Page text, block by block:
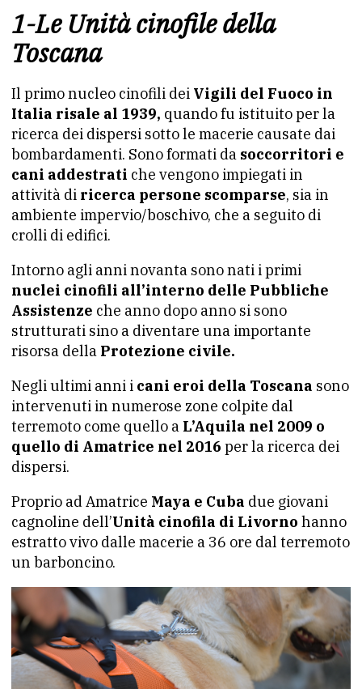
1-Le Unità cinofile della
Toscana
Il primo nucleo cinofili dei Vigili del Fuoco in
Italia risale al 1939, quando fu istituito per la
ricerca dei dispersi sotto le macerie causate dai
bombardamenti. Sono formati da soccorritori e
cani addestrati che vengono impiegati in
attività di ricerca persone scomparse, sia in
ambiente impervio/boschivo, che a seguito di
crolli di edifici.
Intorno agli anni novanta sono nati i primi
nuclei cinofili all’interno delle Pubbliche
Assistenze che anno dopo anno si sono
strutturati sino a diventare una importante
risorsa della Protezione civile.
Negli ultimi anni i cani eroi della Toscana sono
intervenuti in numerose zone colpite dal
terremoto come quello a L’Aquila nel 2009 o
quello di Amatrice nel 2016 per la ricerca dei
dispersi.
Proprio ad Amatrice Maya e Cuba due giovani
cagnoline dell’Unità cinofila di Livorno hanno
estratto vivo dalle macerie a 36 ore dal terremoto
un barboncino.